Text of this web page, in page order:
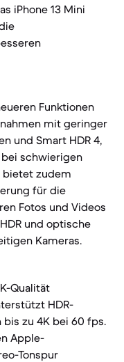
iPhone 13 Mini
Funktionen
mit geringer
und Smart HDR 4,
schwierigen
bietet zudem
für die
Fotos und Videos
und optische
Kameras.
Qualität
HDR-
zu 4K bei 60 fps.
Apple-
Tonspur